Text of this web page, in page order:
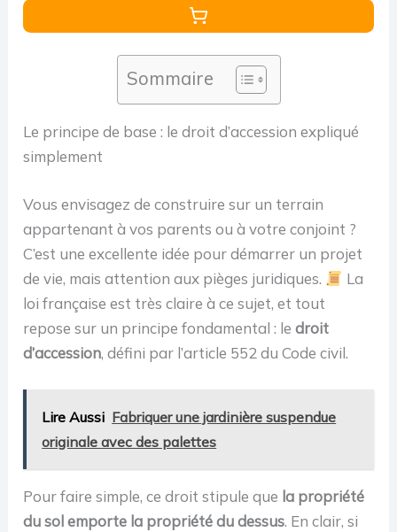
Sommaire
Le principe de base : le droit d’accession expliqué
simplement
Vous envisagez de construire sur un terrain
appartenant à vos parents ou à votre conjoint ?
C’est une excellente idée pour démarrer un projet
de vie, mais attention aux pièges juridiques.
La
loi française est très claire à ce sujet, et tout
repose sur un principe fondamental : ledroit
d’accession, défini par l’article 552 du Code civil.
Lire Aussi Fabriquer une jardinière suspendue
originale avec des palettes
Pour faire simple, ce droit stipule que la propriété
du sol emporte la propriété du dessus. En clair, si